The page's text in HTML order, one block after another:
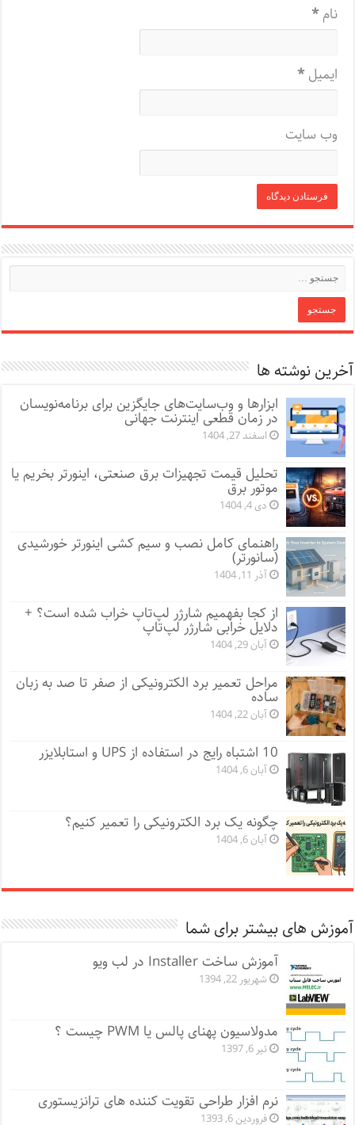
نام*
ایمیل*
وب‌ سایت
آخرین نوشته ها
ابزارها و وب‌سایت‌های جایگزین برای برنامه‌نویسان
در زمان قطعی اینترنت جهانی
اسفند 27, 1404
تحلیل قیمت تجهیزات برق صنعتی، اینورتر بخریم یا
موتور برق
دی 4, 1404
راهنمای کامل نصب و سیم کشی اینورتر خورشیدی
(سانورتر)
آذر 11, 1404
از کجا بفهمیم شارژر لپ‌تاپ خراب شده است؟ +
دلایل خرابی شارژر لپ‌تاپ
آبان 29, 1404
مراحل تعمیر برد الکترونیکی از صفر تا صد به زبان
ساده
آبان 22, 1404
10 اشتباه رایج در استفاده از UPS و استابلایزر
آبان 6, 1404
چگونه یک برد الکترونیکی را تعمیر کنیم؟
آبان 6, 1404
آموزش های بیشتر برای شما
آموزش ساخت Installer در لب ویو
شهریور 22, 1394
مدولاسیون پهنای پالس یا PWM چیست ؟
تیر 6, 1397
نرم افزار طراحی تقویت کننده های ترانزیستوری
فروردین 6, 1393